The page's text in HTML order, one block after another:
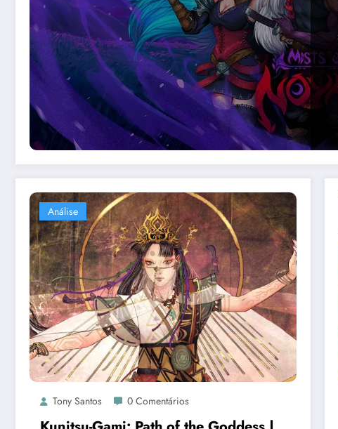
Análise
Tony Santos 0 Comentários